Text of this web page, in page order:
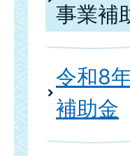
事業補
令和8
補助金